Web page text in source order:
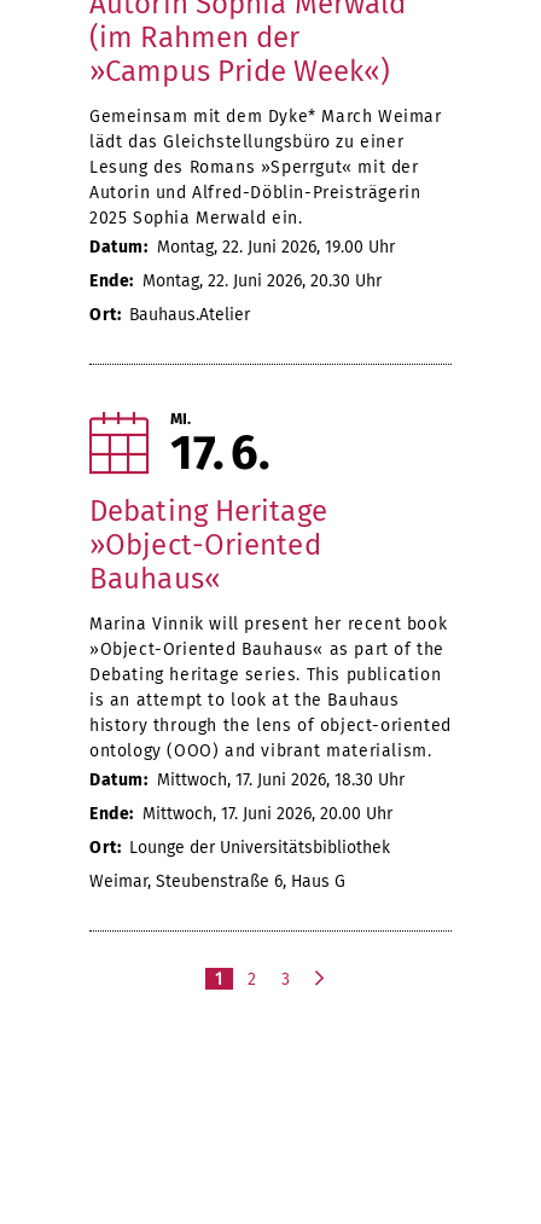
(im Rahmen der
»Campus Pride Week«)
Gemeinsam mit dem Dyke* March Weimar
lädt das Gleichstellungsbüro zu einer
Lesung des Romans »Sperrgut« mit der
Autorin und Alfred-Döblin-Preisträgerin
2025 Sophia Merwald ein.
Datum: Montag, 22. Juni 2026, 19.00 Uhr
Ende: Montag, 22. Juni 2026, 20.30 Uhr
Ort: Bauhaus.Atelier
MI.
17 6
Debating Heritage
»Object-Oriented
Bauhaus«
Marina Vinnik will present her recent book
»Object-Oriented Bauhaus« as part of the
Debating heritage series. This publication
is an attempt to look at the Bauhaus
history through the lens of object-oriented
ontology (OOO) and vibrant materialism.
Datum: Mittwoch, 17. Juni 2026, 18.30 Uhr
Ende: Mittwoch, 17. Juni 2026, 20.00 Uhr
Ort: Lounge der Universitätsbibliothek
Weimar, Steubenstraße 6, Haus G
1 2
3